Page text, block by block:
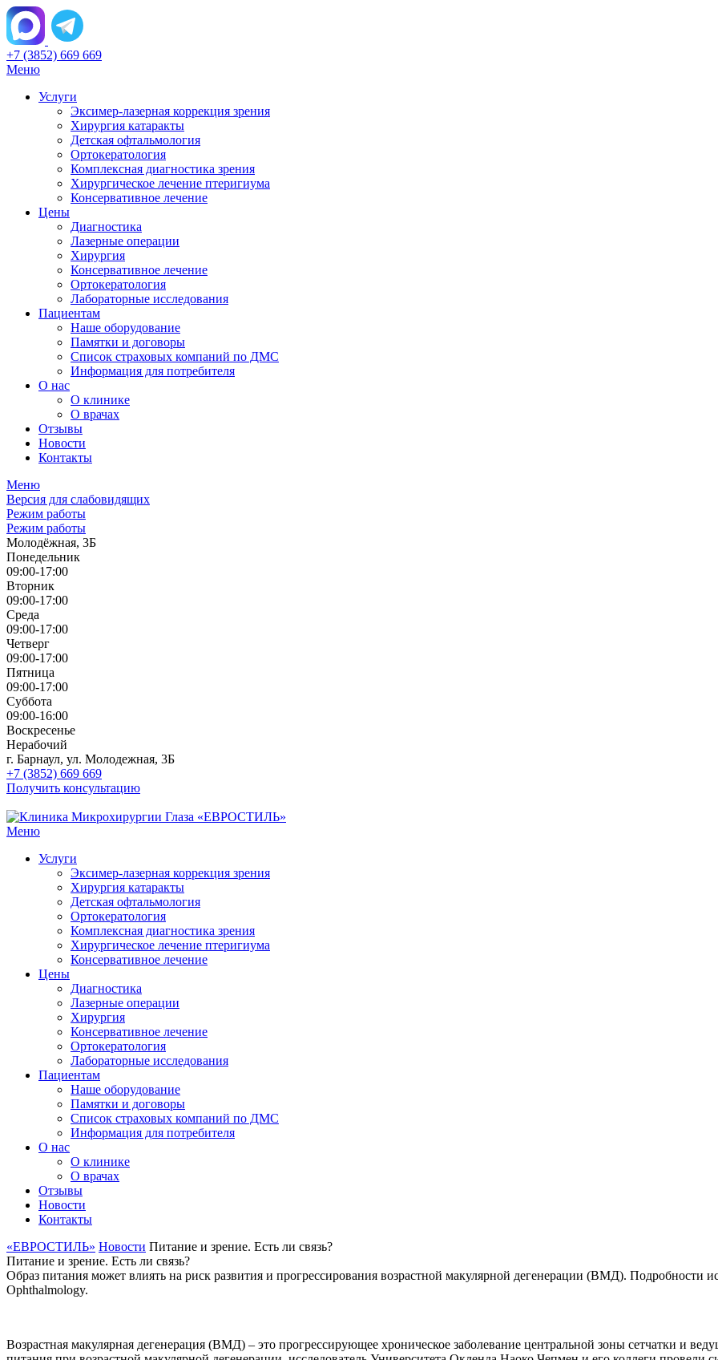
+7 (3852) 669 669
Меню
Услуги
Эксимер-лазерная коррекция зрения
Хирургия катаракты
Детская офтальмология
Ортокератология
Комплексная диагностика зрения
Хирургическое лечение птеригиума
Консервативное лечение
Цены
Диагностика
Лазерные операции
Хирургия
Консервативное лечение
Ортокератология
Лабораторные исследования
Пациентам
Наше оборудование
Памятки и договоры
Список страховых компаний по ДМС
Информация для потребителя
О нас
О клинике
О врачах
Отзывы
Новости
Контакты
Меню
Версия для слабовидящих
Режим работы
Режим работы
Молодёжная, 3Б
Понедельник
09:00-17:00
Вторник
09:00-17:00
Среда
09:00-17:00
Четверг
09:00-17:00
Пятница
09:00-17:00
Суббота
09:00-16:00
Воскресенье
Нерабочий
г. Барнаул, ул. Молодежная, 3Б
+7 (3852) 669 669
Получить консультацию
Меню
Услуги
Эксимер-лазерная коррекция зрения
Хирургия катаракты
Детская офтальмология
Ортокератология
Комплексная диагностика зрения
Хирургическое лечение птеригиума
Консервативное лечение
Цены
Диагностика
Лазерные операции
Хирургия
Консервативное лечение
Ортокератология
Лабораторные исследования
Пациентам
Наше оборудование
Памятки и договоры
Список страховых компаний по ДМС
Информация для потребителя
О нас
О клинике
О врачах
Отзывы
Новости
Контакты
«ЕВРОСТИЛЬ» Новости Питание и зрение. Есть ли связь?
Питание и зрение. Есть ли связь?
Образ питания может влиять на риск развития и прогрессирования возрастной макулярной дегенерации (ВМД). Подробности
Ophthalmology.
Возрастная макулярная дегенерация (ВМД) – это прогрессирующее хроническое заболевание центральной зоны сетчатки и